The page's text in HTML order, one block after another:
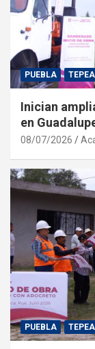
PUEBLA
Inician
en
08/07/2026
PUEBLA